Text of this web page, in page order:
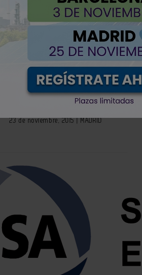
Experto en
Funcional 2015
23 de noviembre, 2015 | MADRID